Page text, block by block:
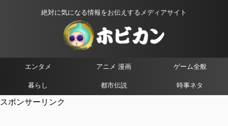
絶対に気になる情報をお伝えするメディアサイト
エンタメ アニメ 漫画 ゲーム全般
暮らし 都市伝説 時事ネタ
スポンサーリンク